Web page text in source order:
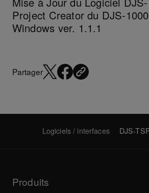
Project Creator du DJS-
Windows ver. 1.1.1
Partager
Logiciels / interfaces DJS-
Produits